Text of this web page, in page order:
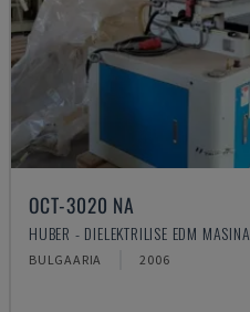
OCT-3020 NA
HUBER - DIELEKTRILISE EDM MASINA
BULGAARIA 2006